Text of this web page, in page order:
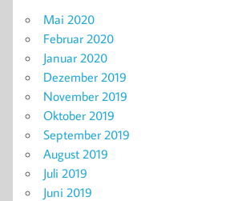
Mai 2020
Februar 2020
Januar 2020
Dezember 2019
November 2019
Oktober 2019
September 2019
August 2019
Juli 2019
Juni 2019